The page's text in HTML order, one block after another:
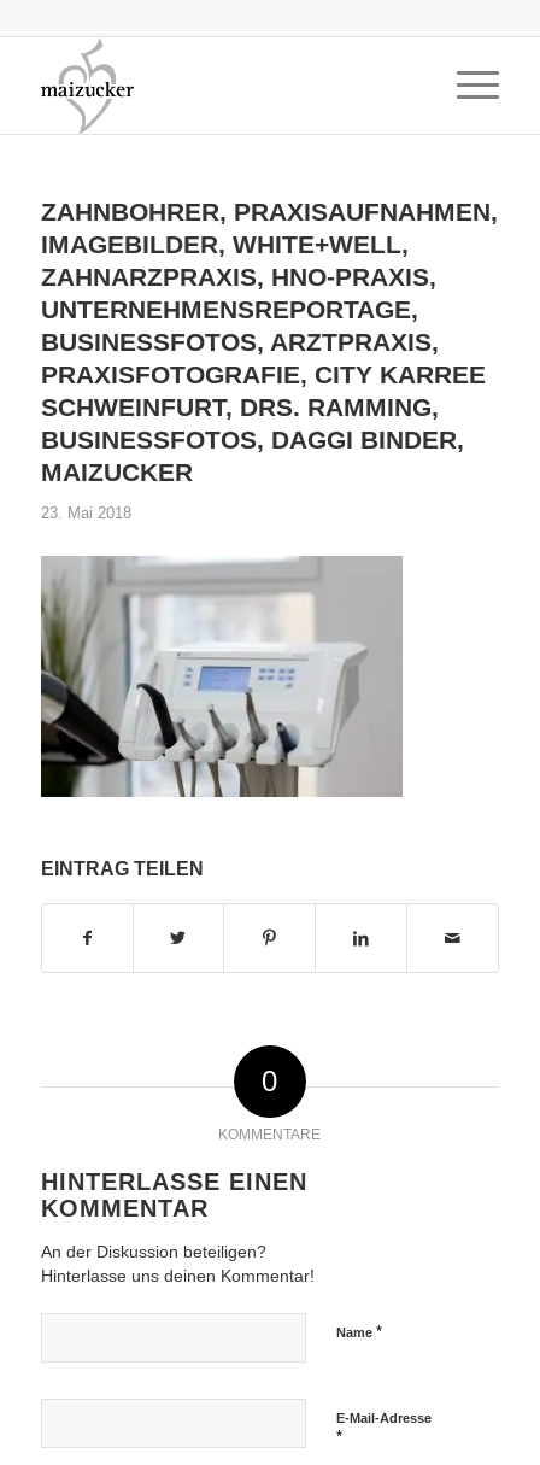
ZAHNBOHRER, PRAXISAUFNAHMEN,
IMAGEBILDER, WHITE+WELL,
ZAHNARZPRAXIS, HNO-PRAXIS,
UNTERNEHMENSREPORTAGE,
BUSINESSFOTOS, ARZTPRAXIS,
PRAXISFOTOGRAFIE, CITY KARREE
SCHWEINFURT, DRS. RAMMING,
BUSINESSFOTOS, DAGGI BINDER,
MAIZUCKER
23. Mai 2018
EINTRAG TEILEN
0
KOMMENTARE
HINTERLASSE EINEN
KOMMENTAR
An der Diskussion beteiligen?
Hinterlasse uns deinen Kommentar!
Name *
E-Mail-Adresse
*